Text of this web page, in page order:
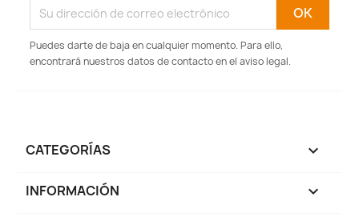
Puedes darte de baja en cualquier momento. Para ello,
encontrará nuestros datos de contacto en el aviso legal.
CATEGORÍAS 
INFORMACIÓN 